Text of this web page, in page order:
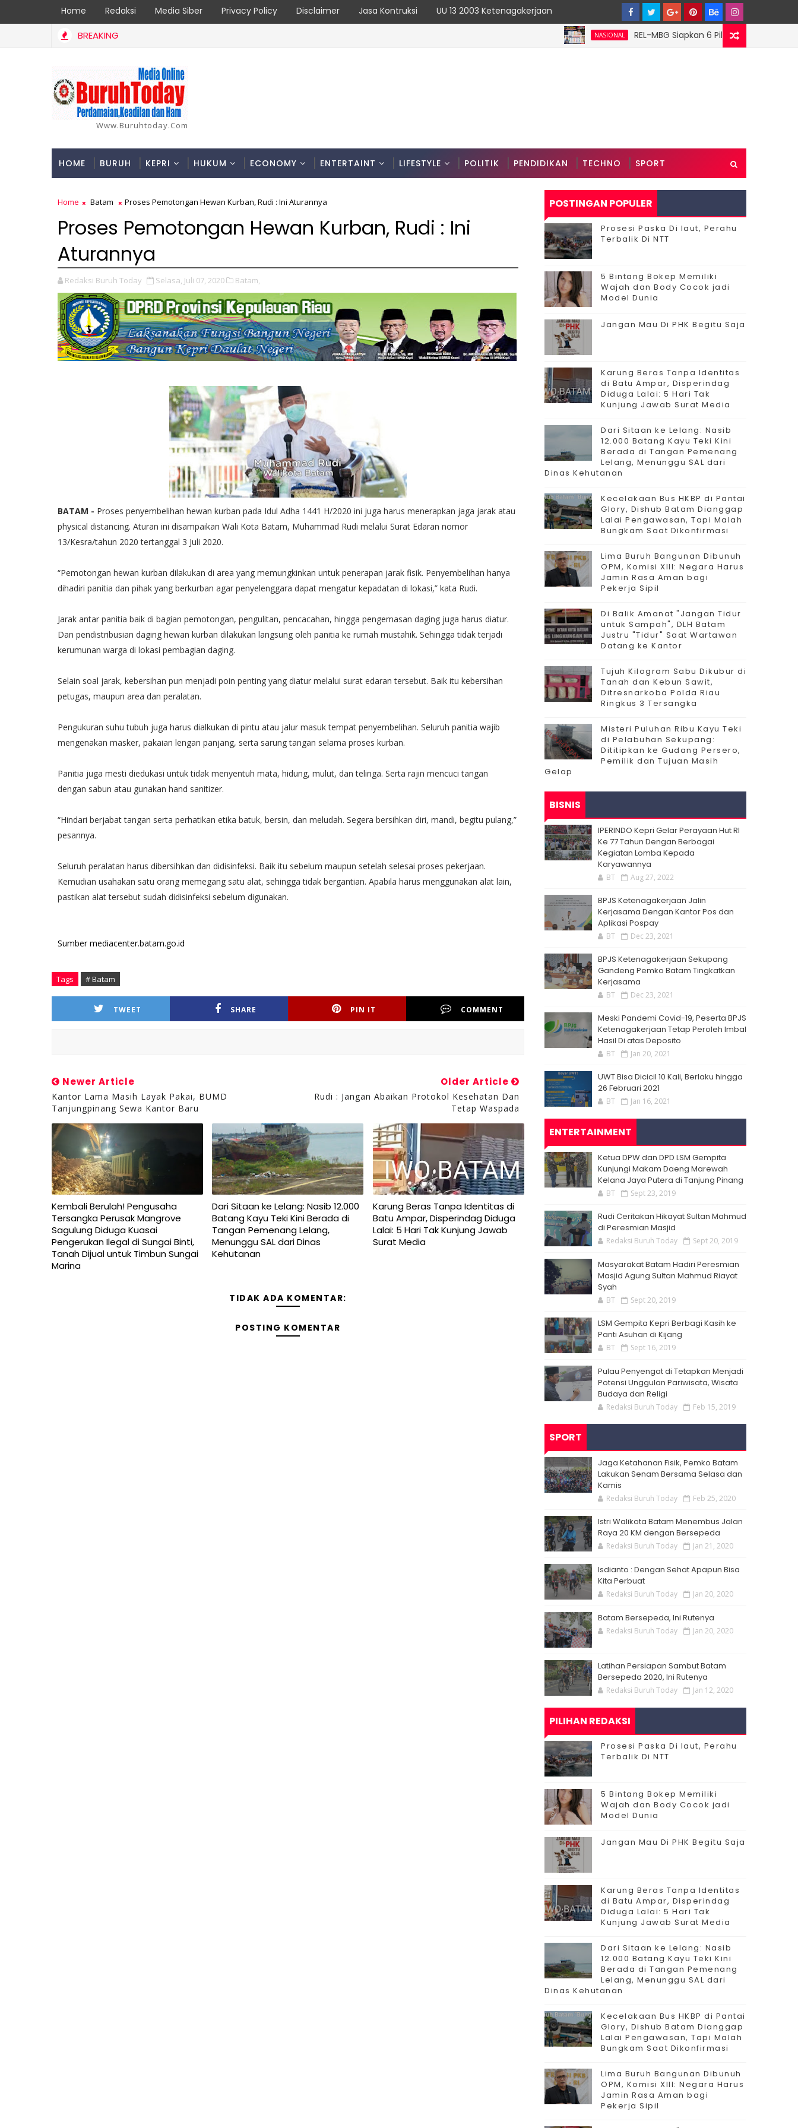
Home Redaksi Media Siber Privacy Policy Disclaimer Jasa Kontruksi UU 13 2003 Ketenagakerjaan
BREAKING NASIONAL ‎REL-MBG Siapkan 6 Pilar Program Kerja,
Www.buruhtoday.com
HOME BURUH KEPRI HUKUM ECONOMY ENTERTAINT LIFESTYLE POLITIK PENDIDIKAN TECHNO SPORT
Home Batam Proses Pemotongan Hewan Kurban, Rudi : Ini Aturannya
Proses Pemotongan Hewan Kurban, Rudi : Ini
Aturannya
Redaksi Buruh Today Selasa, Juli 07, 2020 Batam,
BATAM - Proses penyembelihan hewan kurban pada Idul Adha 1441 H/2020 ini juga harus menerapkan jaga jarak atau
physical distancing. Aturan ini disampaikan Wali Kota Batam, Muhammad Rudi melalui Surat Edaran nomor
13/Kesra/tahun 2020 tertanggal 3 Juli 2020.
“Pemotongan hewan kurban dilakukan di area yang memungkinkan untuk penerapan jarak fisik. Penyembelihan hanya
dihadiri panitia dan pihak yang berkurban agar penyelenggara dapat mengatur kepadatan di lokasi,” kata Rudi.
Jarak antar panitia baik di bagian pemotongan, pengulitan, pencacahan, hingga pengemasan daging juga harus diatur.
Dan pendistribusian daging hewan kurban dilakukan langsung oleh panitia ke rumah mustahik. Sehingga tidak terjadi
kerumunan warga di lokasi pembagian daging.
Selain soal jarak, kebersihan pun menjadi poin penting yang diatur melalui surat edaran tersebut. Baik itu kebersihan
petugas, maupun area dan peralatan.
Pengukuran suhu tubuh juga harus dialkukan di pintu atau jalur masuk tempat penyembelihan. Seluruh panitia wajib
mengenakan masker, pakaian lengan panjang, serta sarung tangan selama proses kurban.
Panitia juga mesti diedukasi untuk tidak menyentuh mata, hidung, mulut, dan telinga. Serta rajin mencuci tangan
dengan sabun atau gunakan hand sanitizer.
“Hindari berjabat tangan serta perhatikan etika batuk, bersin, dan meludah. Segera bersihkan diri, mandi, begitu pulang,”
pesannya.
Seluruh peralatan harus dibersihkan dan didisinfeksi. Baik itu sebelum maupun setelah selesai proses pekerjaan.
Kemudian usahakan satu orang memegang satu alat, sehingga tidak bergantian. Apabila harus menggunakan alat lain,
pastikan alat tersebut sudah didisinfeksi sebelum digunakan.
Sumber mediacenter.batam.go.id
Tags # Batam
TWEET SHARE PIN IT COMMENT
Newer Article
Kantor Lama Masih Layak Pakai, BUMD
Tanjungpinang Sewa Kantor Baru
Older Article
Rudi : Jangan Abaikan Protokol Kesehatan Dan
Tetap Waspada
Kembali Berulah! Pengusaha
Tersangka Perusak Mangrove
Sagulung Diduga Kuasai
Pengerukan Ilegal di Sungai Binti,
Tanah Dijual untuk Timbun Sungai
Marina
Dari Sitaan ke Lelang: Nasib 12.000
Batang Kayu Teki Kini Berada di
Tangan Pemenang Lelang,
Menunggu SAL dari Dinas
Kehutanan
Karung Beras Tanpa Identitas di
Batu Ampar, Disperindag Diduga
Lalai: 5 Hari Tak Kunjung Jawab
Surat Media
TIDAK ADA KOMENTAR:
POSTING KOMENTAR
POSTINGAN POPULER
Prosesi Paska Di laut, Perahu
Terbalik Di NTT
5 Bintang Bokep Memiliki
Wajah dan Body Cocok jadi
Model Dunia
Jangan Mau Di PHK Begitu Saja
Karung Beras Tanpa Identitas
di Batu Ampar, Disperindag
Diduga Lalai: 5 Hari Tak
Kunjung Jawab Surat Media
Dari Sitaan ke Lelang: Nasib
12.000 Batang Kayu Teki Kini
Berada di Tangan Pemenang
Lelang, Menunggu SAL dari
Dinas Kehutanan
Kecelakaan Bus HKBP di Pantai
Glory, Dishub Batam Dianggap
Lalai Pengawasan, Tapi Malah
Bungkam Saat Dikonfirmasi
Lima Buruh Bangunan Dibunuh
OPM, Komisi XIII: Negara Harus
Jamin Rasa Aman bagi
Pekerja Sipil
Di Balik Amanat "Jangan Tidur
untuk Sampah", DLH Batam
Justru "Tidur" Saat Wartawan
Datang ke Kantor
Tujuh Kilogram Sabu Dikubur di
Tanah dan Kebun Sawit,
Ditresnarkoba Polda Riau
Ringkus 3 Tersangka
Misteri Puluhan Ribu Kayu Teki
di Pelabuhan Sekupang:
Dititipkan ke Gudang Persero,
Pemilik dan Tujuan Masih
Gelap
BISNIS
IPERINDO Kepri Gelar Perayaan Hut RI
Ke 77 Tahun Dengan Berbagai
Kegiatan Lomba Kepada
Karyawannya
BT Aug 27, 2022
BPJS Ketenagakerjaan Jalin
Kerjasama Dengan Kantor Pos dan
Aplikasi Pospay
BT Dec 23, 2021
BPJS Ketenagakerjaan Sekupang
Gandeng Pemko Batam Tingkatkan
Kerjasama
BT Dec 23, 2021
Meski Pandemi Covid-19, Peserta BPJS
Ketenagakerjaan Tetap Peroleh Imbal
Hasil Di atas Deposito
BT Jan 20, 2021
UWT Bisa Dicicil 10 Kali, Berlaku hingga
26 Februari 2021
BT Jan 16, 2021
ENTERTAINMENT
Ketua DPW dan DPD LSM Gempita
Kunjungi Makam Daeng Marewah
Kelana Jaya Putera di Tanjung Pinang
BT Sept 23, 2019
Rudi Ceritakan Hikayat Sultan Mahmud
di Peresmian Masjid
Redaksi Buruh Today Sept 20, 2019
Masyarakat Batam Hadiri Peresmian
Masjid Agung Sultan Mahmud Riayat
Syah
BT Sept 20, 2019
LSM Gempita Kepri Berbagi Kasih ke
Panti Asuhan di Kijang
BT Sept 16, 2019
Pulau Penyengat di Tetapkan Menjadi
Potensi Unggulan Pariwisata, Wisata
Budaya dan Religi
Redaksi Buruh Today Feb 15, 2019
SPORT
Jaga Ketahanan Fisik, Pemko Batam
Lakukan Senam Bersama Selasa dan
Kamis
Redaksi Buruh Today Feb 25, 2020
Istri Walikota Batam Menembus Jalan
Raya 20 KM dengan Bersepeda
Redaksi Buruh Today Jan 21, 2020
Isdianto : Dengan Sehat Apapun Bisa
Kita Perbuat
Redaksi Buruh Today Jan 20, 2020
Batam Bersepeda, Ini Rutenya
Redaksi Buruh Today Jan 20, 2020
Latihan Persiapan Sambut Batam
Bersepeda 2020, Ini Rutenya
Redaksi Buruh Today Jan 12, 2020
PILIHAN REDAKSI
Prosesi Paska Di laut, Perahu
Terbalik Di NTT
5 Bintang Bokep Memiliki
Wajah dan Body Cocok jadi
Model Dunia
Jangan Mau Di PHK Begitu Saja
Karung Beras Tanpa Identitas
di Batu Ampar, Disperindag
Diduga Lalai: 5 Hari Tak
Kunjung Jawab Surat Media
Dari Sitaan ke Lelang: Nasib
12.000 Batang Kayu Teki Kini
Berada di Tangan Pemenang
Lelang, Menunggu SAL dari
Dinas Kehutanan
Kecelakaan Bus HKBP di Pantai
Glory, Dishub Batam Dianggap
Lalai Pengawasan, Tapi Malah
Bungkam Saat Dikonfirmasi
Lima Buruh Bangunan Dibunuh
OPM, Komisi XIII: Negara Harus
Jamin Rasa Aman bagi
Pekerja Sipil